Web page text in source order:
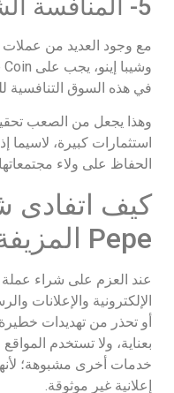
5- المنافسة الشديدة
مع وجود العديد من عملات
في هذه السوق التنافسية
وهذا يجعل من الصعب
استثمارات كبيرة، لاسيما
الحفاظ على ولاء
كيف اتفادى
Pepe المزيفة؟
الإلكترونية والإعلانات
بعناية، ولا تستخدم
خدمات أخرى مشبوهة؛
إعلانية غير موثوقة.